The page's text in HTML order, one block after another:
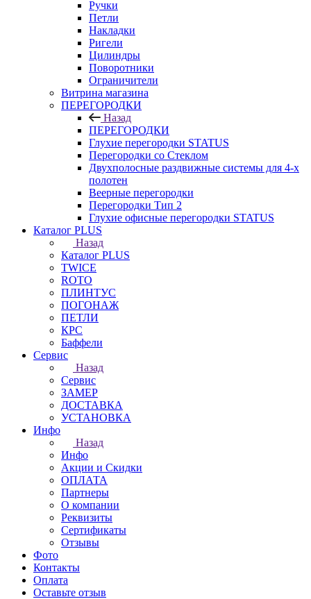
Ручки
Петли
Накладки
Ригели
Цилиндры
Поворотники
Ограничители
Витрина магазина
ПЕРЕГОРОДКИ
Назад
ПЕРЕГОРОДКИ
Глухие перегородки STATUS
Перегородки со Стеклом
Двухполосные раздвижные системы для 4-х
полотен
Веерные перегородки
Перегородки Тип 2
Глухие офисные перегородки STATUS
Каталог PLUS
Назад
Каталог PLUS
TWICE
ROTO
ПЛИНТУС
ПОГОНАЖ
ПЕТЛИ
КРС
Баффели
Сервис
Назад
Сервис
ЗАМЕР
ДОСТАВКА
УСТАНОВКА
Инфо
Назад
Инфо
Акции и Скидки
ОПЛАТА
Партнеры
О компании
Реквизиты
Сертификаты
Отзывы
Фото
Контакты
Оплата
Оставьте отзыв